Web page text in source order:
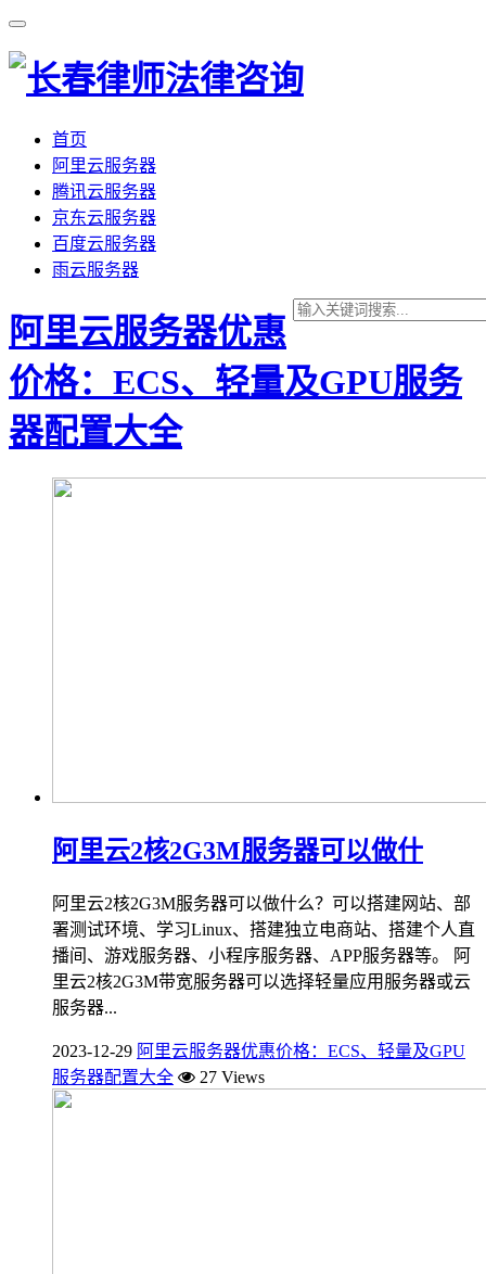
首页
阿里云服务器
腾讯云服务器
京东云服务器
百度云服务器
雨云服务器
阿里云服务器优惠
价格：ECS、轻量及GPU服务
器配置大全
阿里云2核2G3M服务器可以做什
阿里云2核2G3M服务器可以做什么？可以搭建网站、部
署测试环境、学习Linux、搭建独立电商站、搭建个人直
播间、游戏服务器、小程序服务器、APP服务器等。 阿
里云2核2G3M带宽服务器可以选择轻量应用服务器或云
服务器...
2023-12-29 阿里云服务器优惠价格：ECS、轻量及GPU
服务器配置大全
27 Views